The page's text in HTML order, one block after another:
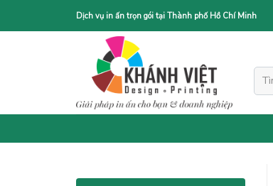
Dịch vụ in ấn trọn gói tại Thành phố Hồ Chí Minh
Tìm
kiếm: